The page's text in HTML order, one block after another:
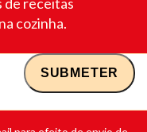
cozinha.